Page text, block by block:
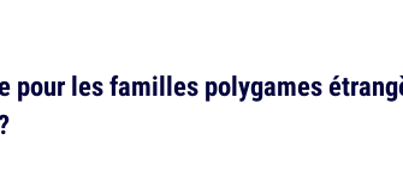
pour les familles polygames